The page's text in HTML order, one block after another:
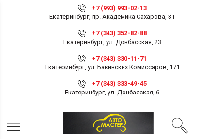
+7 (993) 993-02-13
Екатеринбург, пр. Академика Сахарова, 31
+7 (343) 352-82-88
Екатеринбург, ул. Донбасская, 23
+7 (343) 330-11-71
Екатеринбург, ул. Бакинских Комиссаров, 171
+7 (343) 333-49-45
Екатеринбург, ул. Донбасская, 6